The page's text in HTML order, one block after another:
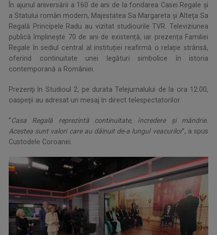
În ajunul aniversării a 160 de ani de la fondarea Casei Regale și
a Statului român modern, Majestatea Sa Margareta şi Alteţa Sa
Regală Principele Radu au vizitat studiourile TVR. Televiziunea
publică împlinește 70 de ani de existență, iar prezența Familiei
Regale în sediul central al instituției reafirmă o relație strânsă,
oferind continuitate unei legături simbolice în istoria
contemporană a României.
Prezenţi în Studioul 2, pe durata Telejurnalului de la ora 12.00,
oaspeţii au adresat un mesaj în direct telespectatorilor.
”Casa Regală reprezintă continuitate, încredere și mândrie.
Acestea sunt valori care au dăinuit de-a lungul veacurilor”, a spus
Custodele Coroanei.